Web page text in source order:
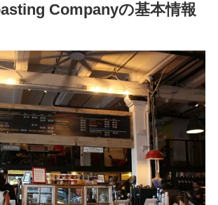
Companyの基本情報